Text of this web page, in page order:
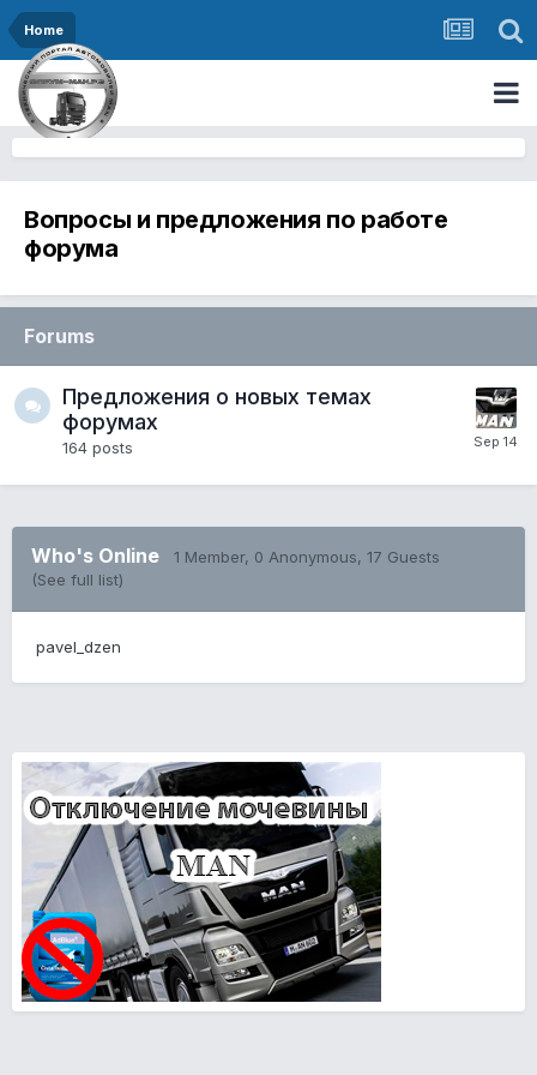
Home
Вопросы и предложения по работе
форума
Forums
Предложения о новых темах
форумах
164 posts
Who's Online 1 Member, 0 Anonymous, 17 Guests
(See full list)
pavel_dzen